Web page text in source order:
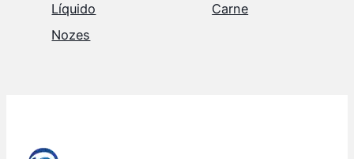
Líquido
Carne
Nozes